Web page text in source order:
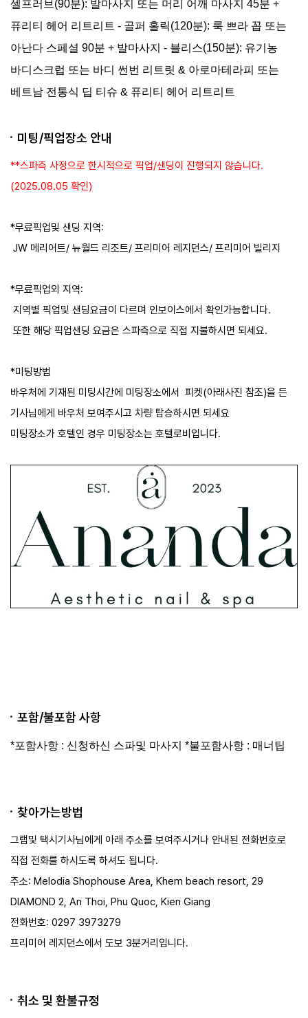
유아 사용불가
예약
아로마테라피 120분
투어픽 오퍼
아동사용불가
룩 쁘라 꼽 120분
Luk Pra Kob (New) - 120 mins
아동사용불가
유아사용불가
핫스톤 릴렉세이션 120분
투어픽 오퍼
아동
예약
베트남 딥 티슈 120분
Vietnamese Deep Tissue - 120 mins
73,128 원
아동사용불가
성인76,837 원
셀프러브(90분): 발마사지 또는 머리 어깨 마사지 45분 +
퓨리티 헤어 리트리트 - 골퍼 홀릭(120분): 룩 쁘라 꼽 또는
아난다 스페셜 90분 + 발마사지 - 블리스(150분): 유기농
바디스크럽 또는 바디 썬번 리트릿 & 아로마테라피 또는
베트남 전통식 딥 티슈 & 퓨리티 헤어 리트리트
미팅/픽업장소 안내
**스파측 사정으로 한시적으로 픽업/샌딩이 진행되지 않습니다.
(2025.08.05 확인)
*무료픽업및 샌딩 지역:
JW 메리어트/ 뉴월드 리조트/ 프리미어 레지던스/ 프리미어 빌리지
*​무료픽업외 지역:
지역별 픽업및 샌딩요금이 다르며 인보이스에서 확인가능합니다.
또한 해당 픽업샌딩 요금은 스파측으로 직접 지불하시면 되세요.
*미팅방법
바우처에 기재된 미팅시간에 미팅장소에서 피켓(아래사진 참조)을 든
기사님에게 바우처 보여주시고 차량 탑승하시면 되세요
미팅장소가 호텔인 경우 미팅장소는 호텔로비입니다.
포함/불포함 사항
*포함사항 : 신청하신 스파및 마사지 *불포함사항 : 매너팁
찾아가는방법
그랩및 택시기사님에게 아래 주소를 보여주시거나 안내된 전화번호로
직접 전화를 하시도록 하셔도 됩니다.
주소: Melodia Shophouse Area, Khem beach resort, 29
DIAMOND 2, An Thoi, Phu Quoc, Kien Giang
전화번호: 0297 3973279​
프리미어 레지던스에서 도보 3분거리입니다.
취소 및 환불규정